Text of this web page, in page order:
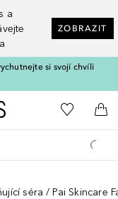
a
ZOBRAZIT
si svojí chvíli
Domů K mému
Do
séra Pai Skincare